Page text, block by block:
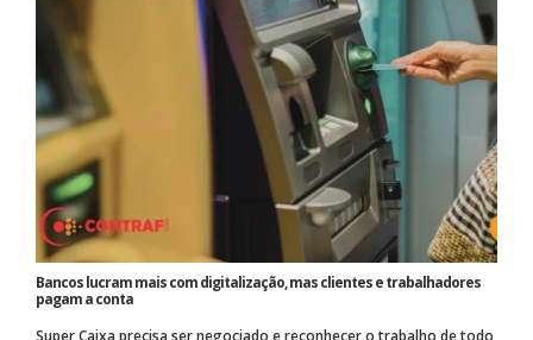
Bancos lucram mais com digitalização, mas clientes e trabalhadores
pagam a conta